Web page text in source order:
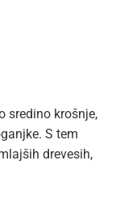
sredino krošnje,
S tem
drevesih,